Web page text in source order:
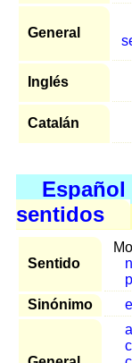
General
Inglés
Catalán
Español
sentidos
Sentido
Sinónimo